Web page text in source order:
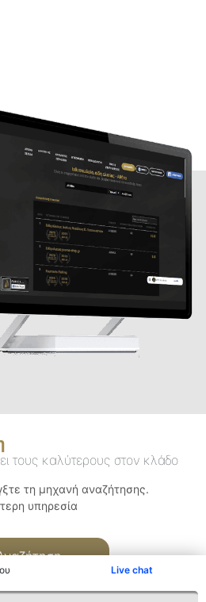
Live chat
τους καλύτερους στον κλάδο
τη μηχανή αναζήτησης.
υπηρεσία